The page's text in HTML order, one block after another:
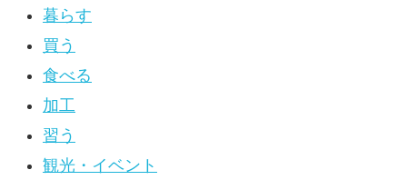
暮らす
買う
食べる
加工
習う
観光・イベント